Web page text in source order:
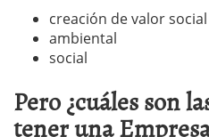
creación de valor social
ambiental
social
Pero ¿cuáles son
tener una